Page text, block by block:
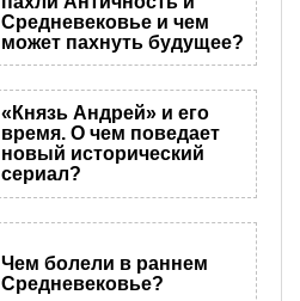
Средневековье и чем
может пахнуть будущее?
«Князь Андрей» и его
время. О чем поведает
новый исторический
сериал?
Чем болели в раннем
Средневековье?